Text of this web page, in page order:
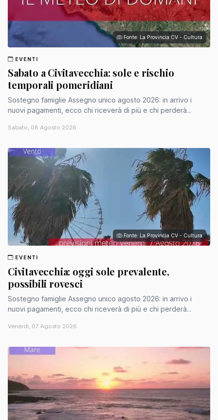
Fonte: La Provincia CV - Cultura
EVENTI
Sabato a Civitavecchia: sole e rischio
temporali pomeridiani
Sostegno famiglie Assegno unico agosto 2026: in arrivo i
nuovi pagamenti, ecco chi riceverà di più e chi perderà...
Sabato, 08 Agosto 2026
Fonte: La Provincia CV - Cultura
EVENTI
Civitavecchia: oggi sole prevalente,
possibili rovesci
Sostegno famiglie Assegno unico agosto 2026: in arrivo i
nuovi pagamenti, ecco chi riceverà di più e chi perderà...
Venerdì, 07 Agosto 2026